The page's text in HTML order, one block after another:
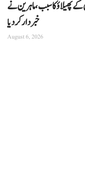
پھیلاؤ کا سبب، ماہرین نے
خبردار کر دیا
August 6, 2026